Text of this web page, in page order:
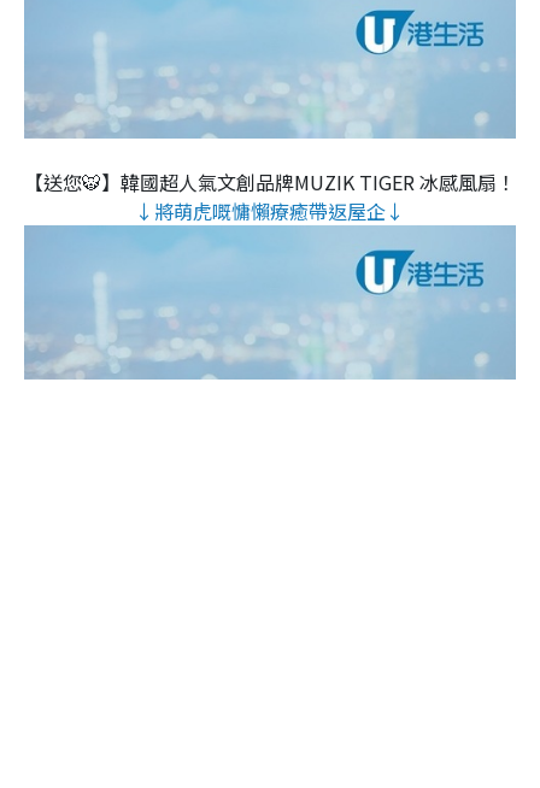
【送您🐯】韓國超人氣文創品牌MUZIK TIGER 冰感風扇！
↓將萌虎嘅慵懶療癒帶返屋企↓